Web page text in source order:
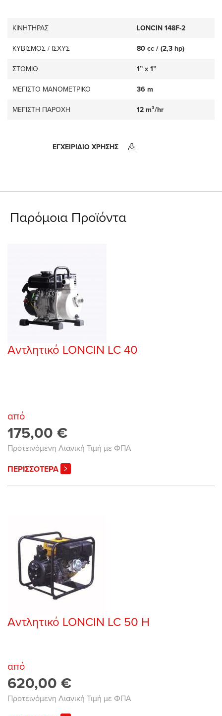
ΚΙΝΗΤΗΡΑΣ LONCIN 148F-2
KYBIΣΜΟΣ / ΙΣΧΥΣ 80 cc / (2,3 hp)
ΣΤΟΜΙΟ 1” x 1”
ΜΕΓΙΣΤΟ ΜΑΝΟΜΕΤΡΙΚΟ 36 m
ΜΕΓΙΣΤΗ ΠΑΡΟΧΗ 12 m³/hr
ΕΓΧΕΙΡΙΔΙΟ ΧΡΗΣΗΣ
Παρόμοια Προϊόντα
Αντλητικό LONCIN LC 40
από
175,00 €
Προτεινόμενη Λιανική Τιμή με ΦΠΑ
ΠΕΡΙΣΣΟΤΕΡΑ
Αντλητικό LONCIN LC 50 H
από
620,00 €
Προτεινόμενη Λιανική Τιμή με ΦΠΑ